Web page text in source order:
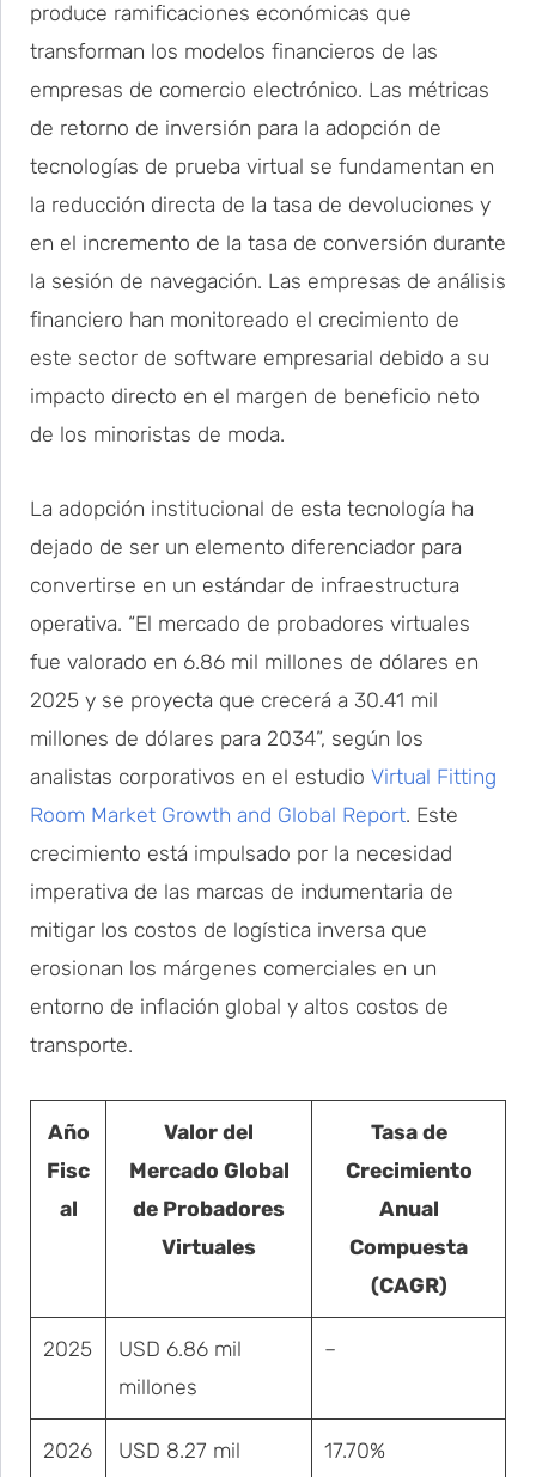
produce ramificaciones económicas que
transforman los modelos financieros de las
empresas de comercio electrónico. Las métricas
de retorno de inversión para la adopción de
tecnologías de prueba virtual se fundamentan en
la reducción directa de la tasa de devoluciones y
en el incremento de la tasa de conversión durante
la sesión de navegación. Las empresas de análisis
financiero han monitoreado el crecimiento de
este sector de software empresarial debido a su
impacto directo en el margen de beneficio neto
de los minoristas de moda.
La adopción institucional de esta tecnología ha
dejado de ser un elemento diferenciador para
convertirse en un estándar de infraestructura
operativa. “El mercado de probadores virtuales
fue valorado en 6.86 mil millones de dólares en
2025 y se proyecta que crecerá a 30.41 mil
millones de dólares para 2034”, según los
analistas corporativos en el estudio Virtual Fitting
Room Market Growth and Global Report. Este
crecimiento está impulsado por la necesidad
imperativa de las marcas de indumentaria de
mitigar los costos de logística inversa que
erosionan los márgenes comerciales en un
entorno de inflación global y altos costos de
transporte.
Año
Fisc
al
Valor del
Mercado Global
de Probadores
Virtuales
Tasa de
Crecimiento
Anual
Compuesta
(CAGR)
2025
USD 6.86 mil
millones
–
2026 USD 8.27 mil 17.70%